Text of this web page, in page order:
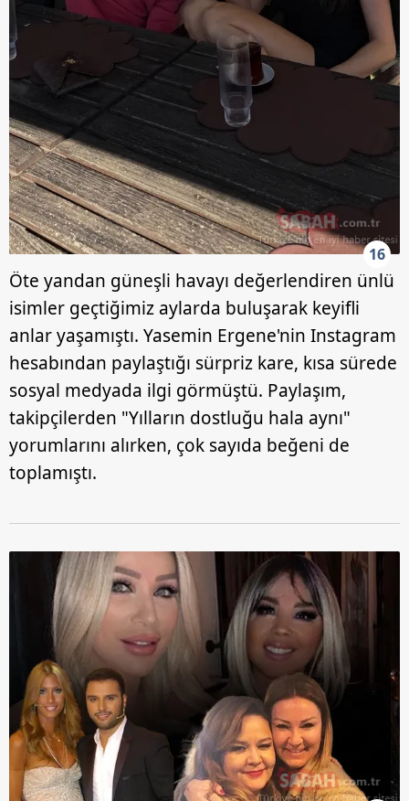
16
Öte yandan güneşli havayı değerlendiren ünlü
isimler geçtiğimiz aylarda buluşarak keyifli
anlar yaşamıştı. Yasemin Ergene'nin Instagram
hesabından paylaştığı sürpriz kare, kısa sürede
sosyal medyada ilgi görmüştü. Paylaşım,
takipçilerden "Yılların dostluğu hala aynı"
yorumlarını alırken, çok sayıda beğeni de
toplamıştı.